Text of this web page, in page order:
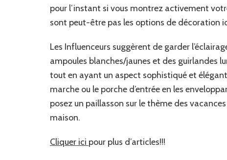
pour l’instant si vous montrez activement
sont peut-être pas les options de décoration
Les Influenceurs suggèrent de garder
ampoules blanches/jaunes et des guirlandes
tout en ayant un aspect sophistiqué et
marche ou le porche d’entrée en les
posez un paillasson sur le thème des
maison.
Cliquer ici pour plus d’articles!!!